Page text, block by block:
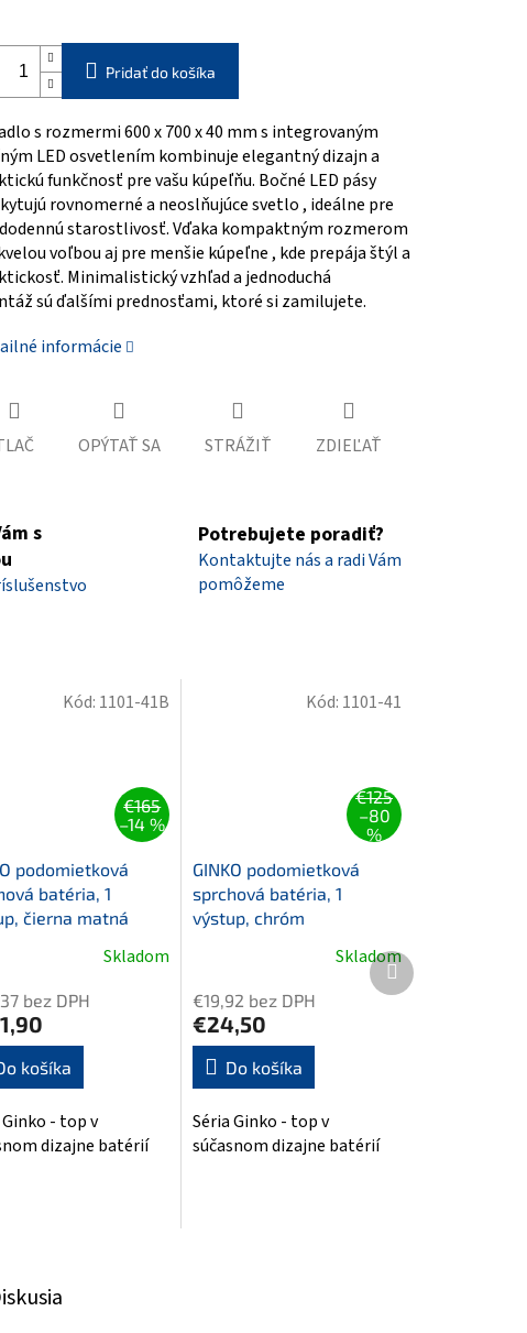
Pridať do košíka
s rozmermi 600 x 700 x 40 mm s integrovaným
LED osvetlením kombinuje elegantný dizajn a
funkčnosť pre vašu kúpeľňu. Bočné LED pásy
rovnomerné a neoslňujúce svetlo, ideálne pre
starostlivosť.Vďaka kompaktným rozmerom
voľbou aj pre menšie kúpeľne, kde prepája štýl a
Minimalistický vzhľad a jednoduchá
sú ďalšími prednosťami, ktoré si zamilujete.
informácie
OPÝTAŤ SA STRÁŽIŤ ZDIEĽAŤ
s
Potrebujete poradiť?
Kontaktujte nás a radi Vám
pomôžeme
€165
–14 %
podomietková
batéria, 1
čierna matná
Skladom
bez DPH
košíka
- top v
dizajne batérií
Kód: 1101-41B
€125
–80
%
GINKO podomietková
sprchová batéria, 1
výstup, chróm
Skladom
€19,92 bez DPH
€24,50
Do košíka
Séria Ginko - top v
súčasnom dizajne batérií
Kód: 1101-41
Ďalší
produkt